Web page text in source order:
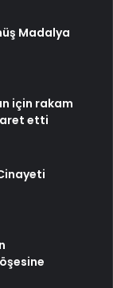
Madalya
için rakam
etti